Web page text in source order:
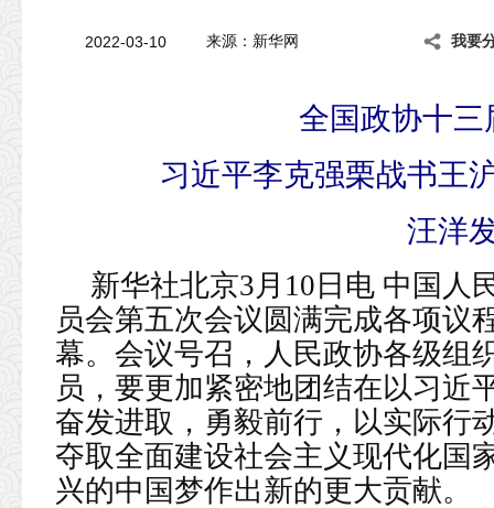
2022-03-10 来源：新华网 我要
全国政协十
习近平李克强栗战书王
汪洋
新华社北京3月10日电 中国人
员会第五次会议圆满完成各项议
幕。会议号召，人民政协各级组
员，要更加紧密地团结在以习近
奋发进取，勇毅前行，以实际行
夺取全面建设社会主义现代化国
兴的中国梦作出新的更大贡献。